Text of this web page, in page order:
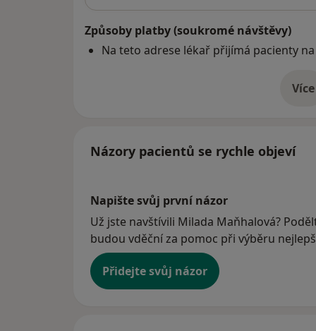
Způsoby platby (soukromé návštěvy)
Na teto adrese lékař přijímá pacienty
Více
o
Názory pacientů se rychle objeví
Napište svůj první názor
Už jste navštívili Milada Maňhalová?
budou vděční za pomoc při výběru
Přidejte svůj názor